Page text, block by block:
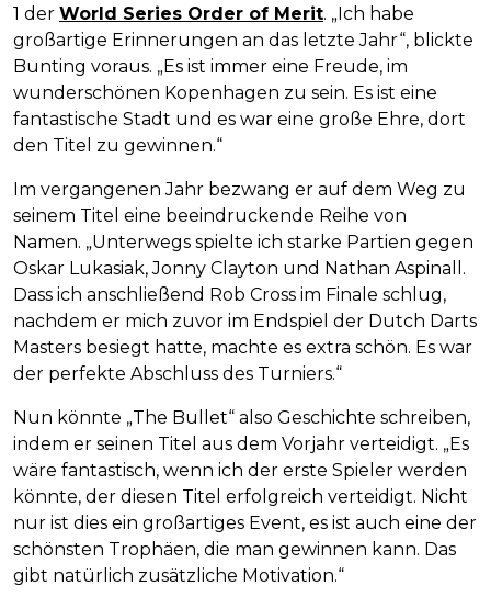
1 der World Series Order of Merit. „Ich habe
großartige Erinnerungen an das letzte Jahr“, blickte
Bunting voraus. „Es ist immer eine Freude, im
wunderschönen Kopenhagen zu sein. Es ist eine
fantastische Stadt und es war eine große Ehre, dort
den Titel zu gewinnen.“
Im vergangenen Jahr bezwang er auf dem Weg zu
seinem Titel eine beeindruckende Reihe von
Namen. „Unterwegs spielte ich starke Partien gegen
Oskar Lukasiak, Jonny Clayton und Nathan Aspinall.
Dass ich anschließend Rob Cross im Finale schlug,
nachdem er mich zuvor im Endspiel der Dutch Darts
Masters besiegt hatte, machte es extra schön. Es war
der perfekte Abschluss des Turniers.“
Nun könnte „The Bullet“ also Geschichte schreiben,
indem er seinen Titel aus dem Vorjahr verteidigt. „Es
wäre fantastisch, wenn ich der erste Spieler werden
könnte, der diesen Titel erfolgreich verteidigt. Nicht
nur ist dies ein großartiges Event, es ist auch eine der
schönsten Trophäen, die man gewinnen kann. Das
gibt natürlich zusätzliche Motivation.“